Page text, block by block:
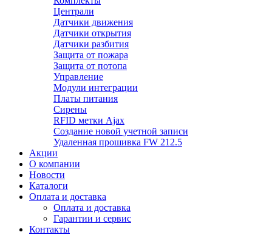
Централи
Датчики движения
Датчики открытия
Датчики разбития
Защита от пожара
Защита от потопа
Управление
Модули интеграции
Платы питания
Сирены
RFID метки Ajax
Создание новой учетной записи
Удаленная прошивка FW 212.5
Акции
О компании
Новости
Каталоги
Оплата и доставка
Оплата и доставка
Гарантии и сервис
Контакты